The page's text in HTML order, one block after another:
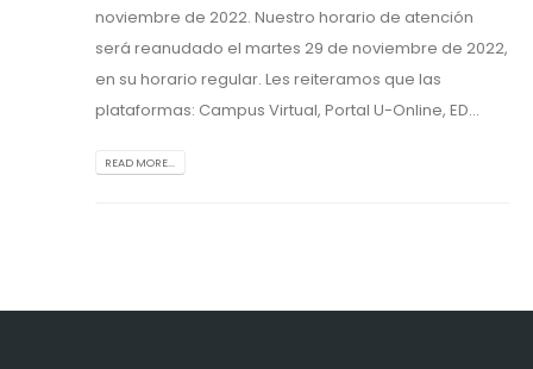
noviembre de 2022. Nuestro horario de atención
será reanudado el martes 29 de noviembre de 2022,
en su horario regular. Les reiteramos que las
plataformas: Campus Virtual, Portal U-Online, ED...
READ MORE...